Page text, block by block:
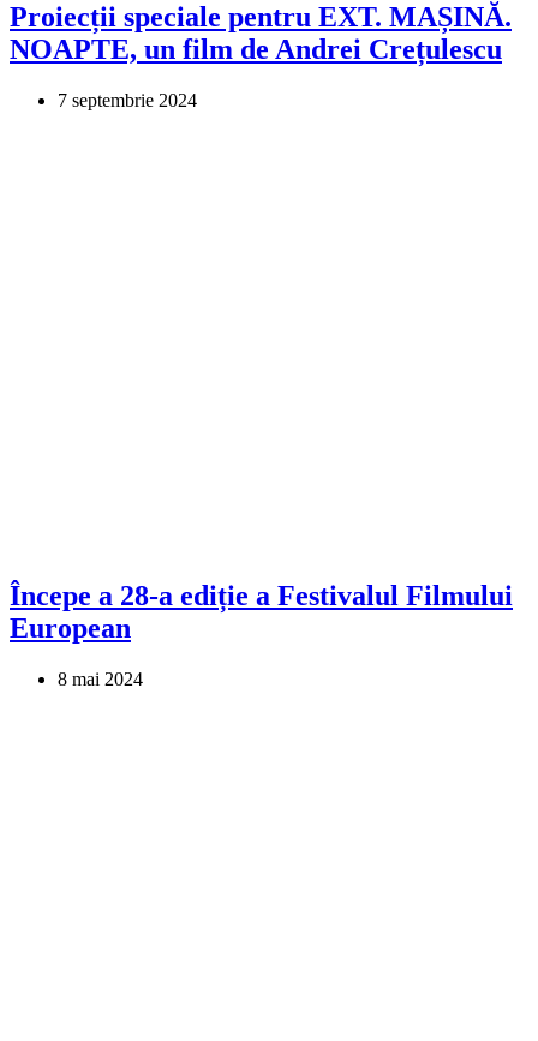
Proiecții speciale pentru EXT. MAȘINĂ.
NOAPTE, un film de Andrei Crețulescu
7 septembrie 2024
Începe a 28-a ediție a Festivalul Filmului
European
8 mai 2024